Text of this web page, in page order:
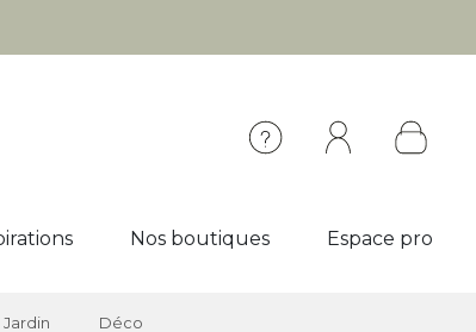
Nos boutiques Espace pro
Jardin Déco